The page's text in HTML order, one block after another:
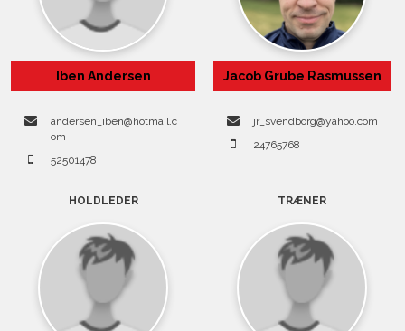
Iben Andersen
andersen_iben@hotmail.c
om
52501478
Jacob Grube Rasmussen
jr_svendborg@yahoo.com
24765768
HOLDLEDER TRÆNER